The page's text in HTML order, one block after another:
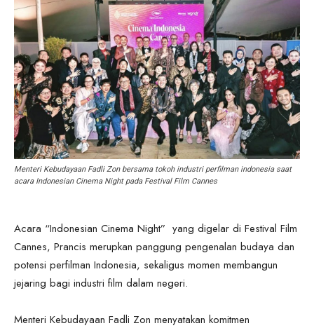
Menteri Kebudayaan Fadli Zon bersama tokoh industri perfilman indonesia saat
acara Indonesian Cinema Night pada Festival Film Cannes
Acara “Indonesian Cinema Night” yang digelar di Festival Film
Cannes, Prancis merupkan panggung pengenalan budaya dan
potensi perfilman Indonesia, sekaligus momen membangun
jejaring bagi industri film dalam negeri.
Menteri Kebudayaan Fadli Zon menyatakan komitmen